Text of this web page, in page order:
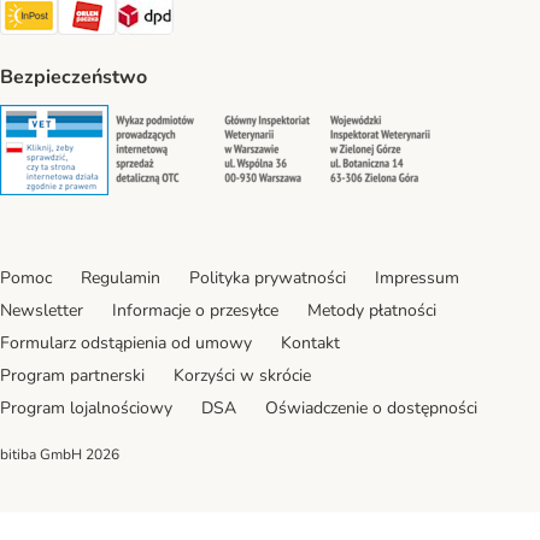
InPost Shipping Method
ORLEN Paczka. Shipping Method
DPD Shipping Method
Bezpieczeństwo
Security Security Security
Pomoc Regulamin Polityka prywatności
Impressum
Newsletter
Informacje o przesyłce
Metody płatności
Formularz odstąpienia od umowy
Kontakt
Program partnerski
Korzyści w skrócie
Program lojalnościowy
DSA Oświadczenie o dostępności
bitiba GmbH 2026